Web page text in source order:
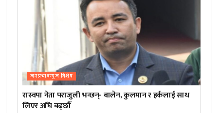
जनप्रभाबन्युज विशेष
रास्वपा नेता पराजुली भन्छन्- बालेन, कुलमान र हर्कलाई साथ
लिएर अघि बढ्छौँ